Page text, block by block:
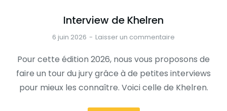
Interview de Khelren
6 juin 2026 Laisser un commentaire
Pour cette édition 2026, nous vous proposons de
faire un tour du jury grâce à de petites interviews
pour mieux les connaître. Voici celle de Khelren.